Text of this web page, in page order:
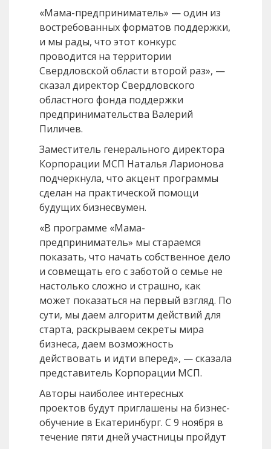
«Мама-предприниматель» — один из
востребованных форматов поддержки,
и мы рады, что этот конкурс
проводится на территории
Свердловской области второй раз», —
сказал директор Свердловского
областного фонда поддержки
предпринимательства Валерий
Пиличев.
Заместитель генерального директора
Корпорации МСП Наталья Ларионова
подчеркнула, что акцент программы
сделан на практической помощи
будущих бизнесвумен.
«В программе «Мама-
предприниматель» мы стараемся
показать, что начать собственное дело
и совмещать его с заботой о семье не
настолько сложно и страшно, как
может показаться на первый взгляд. По
сути, мы даем алгоритм действий для
старта, раскрываем секреты мира
бизнеса, даем возможность
действовать и идти вперед», — сказала
представитель Корпорации МСП.
Авторы наиболее интересных
проектов будут приглашены на бизнес-
обучение в Екатеринбург. С 9 ноября в
течение пяти дней участницы пройдут